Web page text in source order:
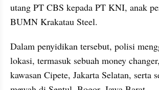
utang PT CBS kepada PT KNI, anak
BUMN Krakatau Steel.
Dalam penyidikan tersebut, polisi
lokasi, termasuk sebuah money
kawasan Cipete, Jakarta Selatan, serta